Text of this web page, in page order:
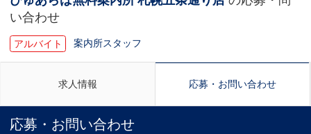
い合わせ
アルバイト 案内所スタッフ
求人情報 応募・お問い合わせ
応募・お問い合わせ